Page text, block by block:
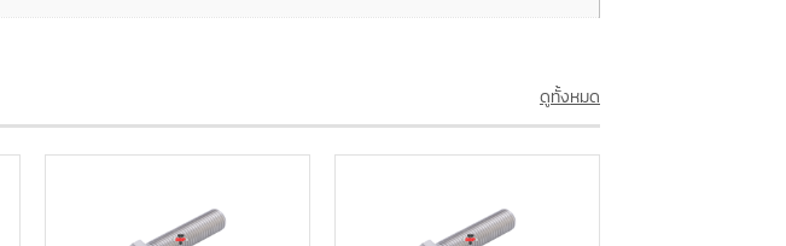
ดูทั้งหมด